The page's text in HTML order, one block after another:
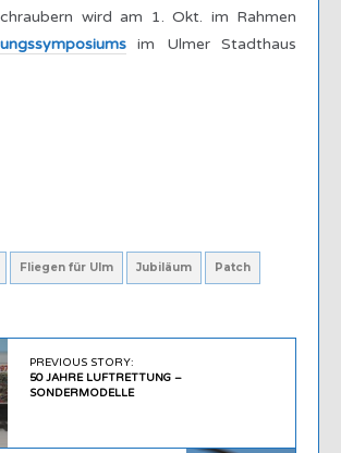
wird am 1. Okt. im Rahmen
im Ulmer Stadthaus
Fliegen für Ulm Jubiläum Patch
PREVIOUS STORY:
50 JAHRE LUFTRETTUNG –
SONDERMODELLE